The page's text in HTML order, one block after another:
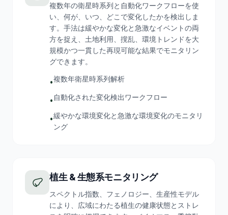
複数年の衛星時系列と自動化ワークフローを使
い、何が、いつ、どこで変化したかを検出しま
す。手法は緩やかな変化と急激なイベントの両
方を捉え、土地利用、撹乱、環境トレンドを大
規模かつ一貫した再現可能な結果でモニタリン
グできます。
•複数年衛星時系列解析
• 自動化された変化検出ワークフロー
•緩やかな環境変化と急激な環境変化のモニタリ
ング
植生 & 生態系モニタリング
スペクトル指数、フェノロジー、生産性モデル
により、広域にわたる植生の健康状態とストレ